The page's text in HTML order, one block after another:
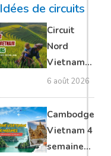
Idées de circuits
Circuit
Nord
Vietnam
15 jours :
Ha Giang
loop en
moto, Ninh
Binh, Lan
6 août 2026
Cambodge
Vietnam 4
semaines :